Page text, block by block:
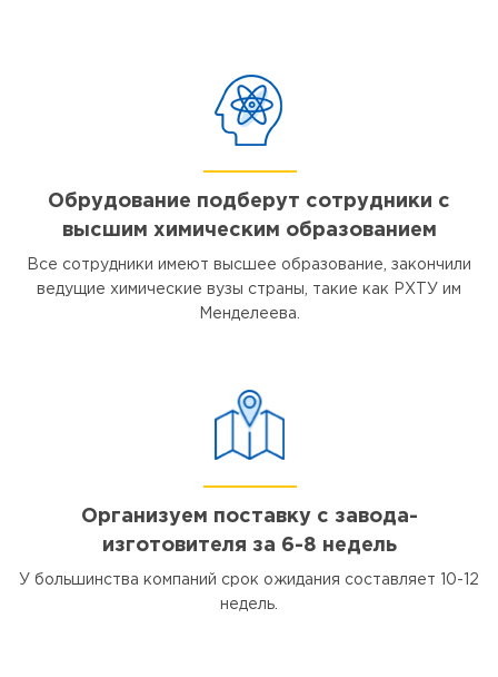
Обрудование подберут сотрудники с
высшим химическим образованием
Все сотрудники имеют высшее образование, закончили
ведущие химические вузы страны, такие как РХТУ им
Менделеева.
Организуем поставку с завода-
изготовителя за 6-8 недель
У большинства компаний срок ожидания составляет 10-12
недель.